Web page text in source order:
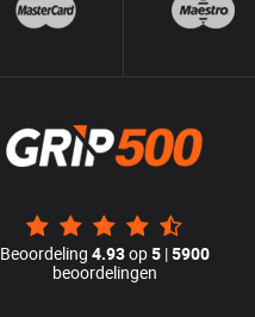
Beoordeling 4.93op5|5900
beoordelingen